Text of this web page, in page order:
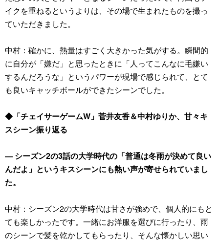
イクを重ねるというよりは、その場で生まれたものを撮っ
ていただきました。
中村：確かに、熱量はすごく大きかった気がする。瞬間的
に自分が「嫌だ」と思ったときに「人ってこんなに毛嫌い
するんだろうな」というパワーが現場で感じられて、とて
も良いキャッチボールができたシーンでした。
◆「チェイサーゲームW」菅井友香＆中村ゆりか、甘々キ
スシーン振り返る
― シーズン2の3話の大学時代の「普通は冬雨が決めて良い
んだよ」というキスシーンにも熱い声が寄せられていまし
た。
中村：シーズン2の大学時代は甘さが強めで、個人的にもと
ても楽しかったです。一緒にお洋服を選びに行ったり、雨
のシーンで髪を乾かしてもらったり、そんな懐かしい思い